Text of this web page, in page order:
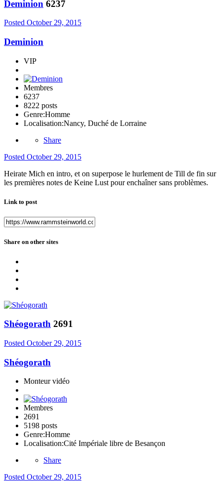
Deminion 6237
Posted October 29, 2015
Deminion
VIP
Membres
6237
8222 posts
Genre:Homme
Localisation:Nancy, Duché de Lorraine
Share
Posted October 29, 2015
Heirate Mich en intro, et on superpose le hurlement de Till de fin sur
les premières notes de Keine Lust pour enchaîner sans problèmes.
Link to post
Share on other sites
Shéogorath 2691
Posted October 29, 2015
Shéogorath
Monteur vidéo
Membres
2691
5198 posts
Genre:Homme
Localisation:Cité Impériale libre de Besançon
Share
Posted October 29, 2015